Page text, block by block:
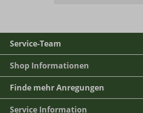
Service-Team
Shop Informationen
Finde mehr Anregungen
Service Information